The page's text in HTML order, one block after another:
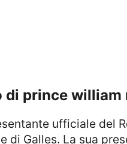
di prince william
ufficiale del
di Galles. La sua